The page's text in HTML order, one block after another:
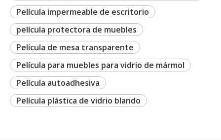
Película impermeable de escritorio
película protectora de muebles
Película de mesa transparente
Película para muebles para vidrio de mármol
Película autoadhesiva
Película plástica de vidrio blando